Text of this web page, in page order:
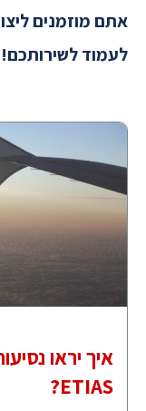
אתם מוזמנים
לעמוד לשירותכם!
איך יראו
ETIAS?